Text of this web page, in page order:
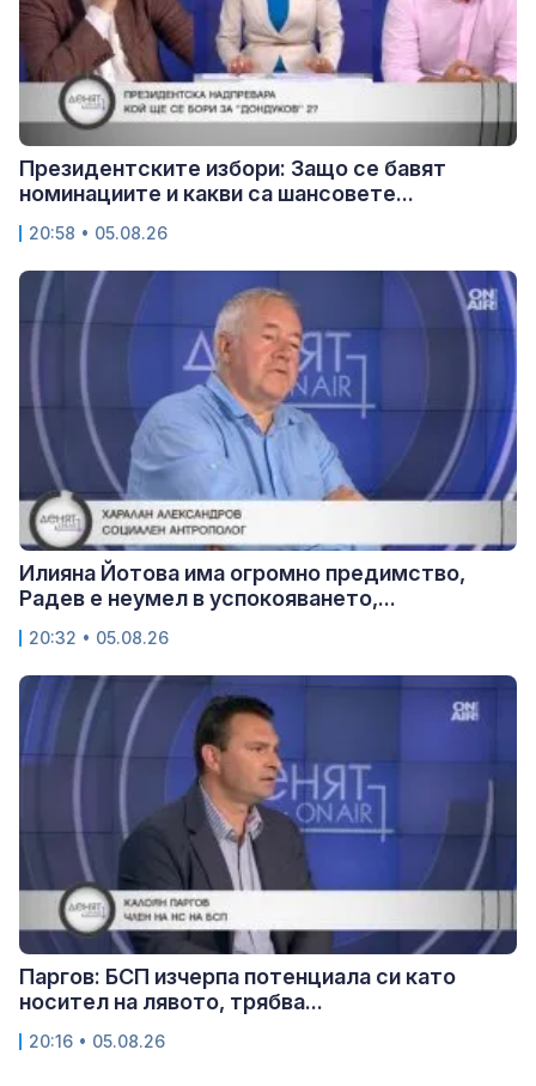
Президентските избори: Защо се бавят
номинациите и какви са шансовете...
20:58 • 05.08.26
Илияна Йотова има огромно предимство,
Радев е неумел в успокояването,...
20:32 • 05.08.26
Паргов: БСП изчерпа потенциала си като
носител на лявото, трябва...
20:16 • 05.08.26